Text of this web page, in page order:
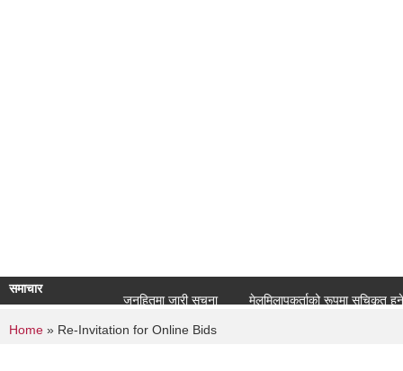
समाचार
जनहितमा जारी सूचना
मेलमिलापकर्ताको रूपमा सूचिकृत हुने
You are here
Home » Re-Invitation for Online Bids